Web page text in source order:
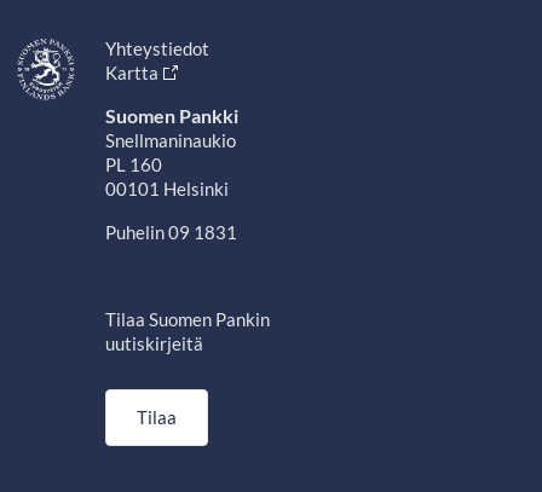
Yhteystiedot
Kartta
Suomen Pankki
Snellmaninaukio
PL 160
00101 Helsinki
Puhelin 09 1831
Tilaa Suomen Pankin
uutiskirjeitä
Tilaa